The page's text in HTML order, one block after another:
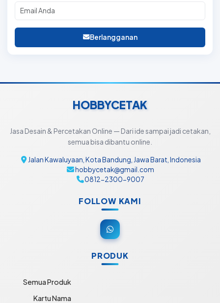
Berlangganan
HOBBYCETAK
Jasa Desain & Percetakan Online — Dari ide sampai jadi cetakan,
semua bisa dibantu online.
Jalan Kawaluyaan, Kota Bandung, Jawa Barat, Indonesia
hobbycetak@gmail.com
0812-2300-9007
FOLLOW KAMI
PRODUK
Semua Produk
Kartu Nama